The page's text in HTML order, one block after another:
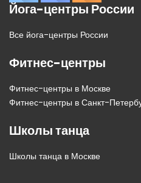
Йога-центры России
Все йога-центры России
Фитнес-центры
Фитнес-центры в Москве
Фитнес-центры в Санкт-
Школы танца
Школы танца в Москве